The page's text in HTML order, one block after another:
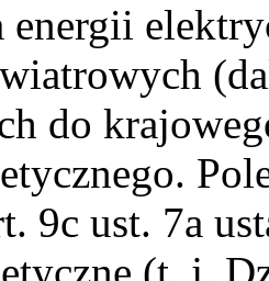
do
9c ust. 7a